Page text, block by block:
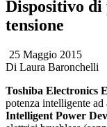
Dispositivo di
tensione
25 Maggio 2015
Di Laura Baronchelli
Toshiba Electronics
potenza intelligente ad
Intelligent Power